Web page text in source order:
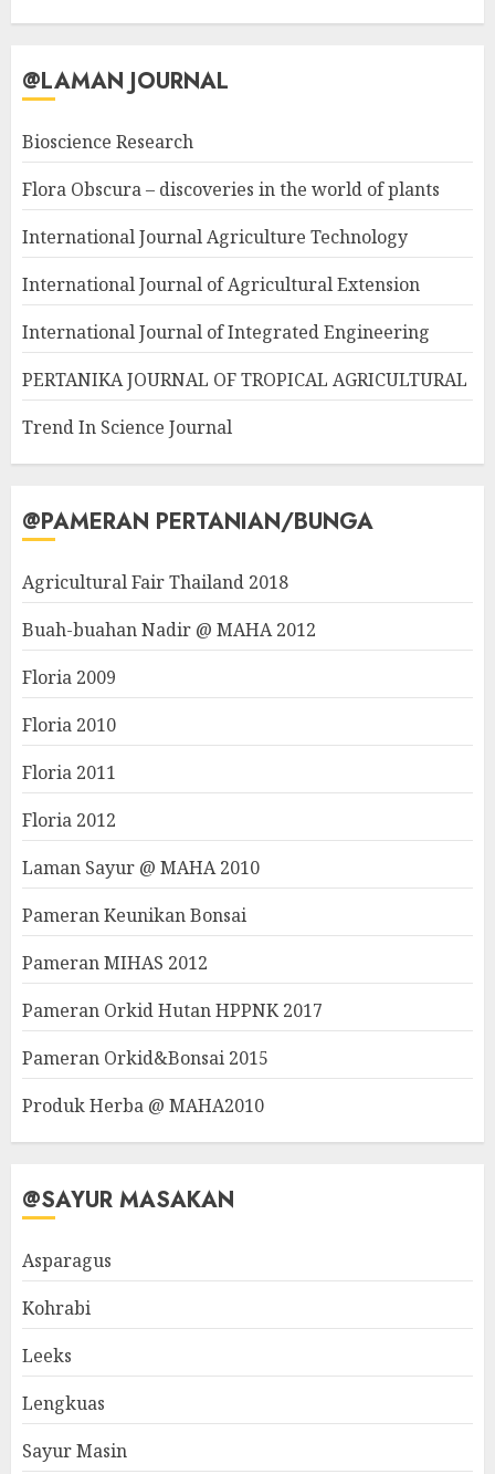
@LAMAN JOURNAL
Bioscience Research
Flora Obscura – discoveries in the world of plants
International Journal Agriculture Technology
International Journal of Agricultural Extension
International Journal of Integrated Engineering
PERTANIKA JOURNAL OF TROPICAL AGRICULTURAL
Trend In Science Journal
@PAMERAN PERTANIAN/BUNGA
Agricultural Fair Thailand 2018
Buah-buahan Nadir @ MAHA 2012
Floria 2009
Floria 2010
Floria 2011
Floria 2012
Laman Sayur @ MAHA 2010
Pameran Keunikan Bonsai
Pameran MIHAS 2012
Pameran Orkid Hutan HPPNK 2017
Pameran Orkid&Bonsai 2015
Produk Herba @ MAHA2010
@SAYUR MASAKAN
Asparagus
Kohrabi
Leeks
Lengkuas
Sayur Masin